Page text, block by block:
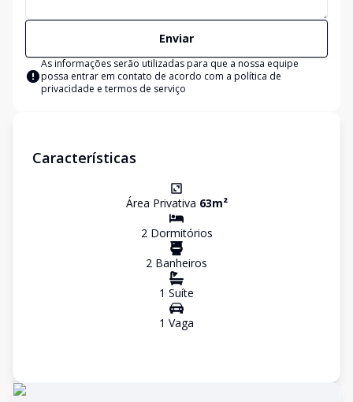
Enviar
As informações serão utilizadas para que a nossa equipe
possa entrar em contato de acordo com a política de
privacidade e termos de serviço
Características
Área Privativa 63m²
2Dormitórios
2 Banheiros
1 Suíte
1 Vaga